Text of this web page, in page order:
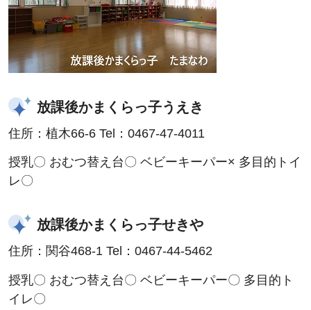
放課後かまくらっ子うえき
住所：植木66-6 Tel：0467-47-4011
授乳〇 おむつ替え台〇 ベビーキーパー× 多目的トイ
レ〇
放課後かまくらっ子せきや
住所：関谷468-1 Tel：0467-44-5462
授乳〇 おむつ替え台〇 ベビーキーパー〇 多目的ト
イレ〇